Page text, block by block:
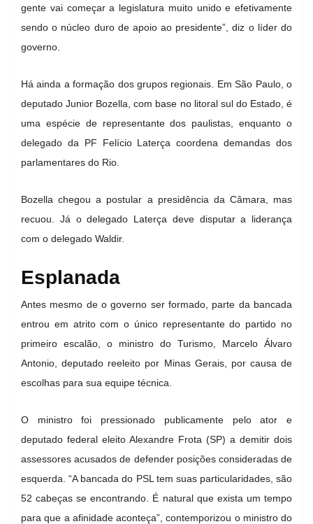
gente vai começar a legislatura muito unido e efetivamente
sendo o núcleo duro de apoio ao presidente”, diz o líder do
governo.
Há ainda a formação dos grupos regionais. Em São Paulo, o
deputado Junior Bozella, com base no litoral sul do Estado, é
uma espécie de representante dos paulistas, enquanto o
delegado da PF Felício Laterça coordena demandas dos
parlamentares do Rio.
Bozella chegou a postular a presidência da Câmara, mas
recuou. Já o delegado Laterça deve disputar a liderança
com o delegado Waldir.
Esplanada
Antes mesmo de o governo ser formado, parte da bancada
entrou em atrito com o único representante do partido no
primeiro escalão, o ministro do Turismo, Marcelo Álvaro
Antonio, deputado reeleito por Minas Gerais, por causa de
escolhas para sua equipe técnica.
O ministro foi pressionado publicamente pelo ator e
deputado federal eleito Alexandre Frota (SP) a demitir dois
assessores acusados de defender posições consideradas de
esquerda. “A bancada do PSL tem suas particularidades, são
52 cabeças se encontrando. É natural que exista um tempo
para que a afinidade aconteça”, contemporizou o ministro do